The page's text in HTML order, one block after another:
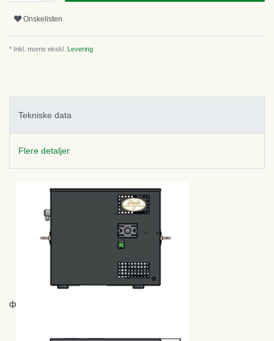
Onskelisten
* Inkl. moms ekskl. Levering
Tekniske data
Flere detaljer
ф